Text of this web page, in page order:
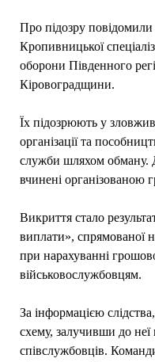
Про підозру повідомили
Кропивницької
оборони Південного
Кіровоградщини.
Їх підозрюють у
організації та
служби шляхом обману.
вчинені організованою
Викриття стало
виплати», спрямованої
при нарахуванні
військовослужбовцям.
За інформацією
схему, залучивши до
співслужбовців.